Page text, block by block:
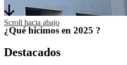
Scroll hacia abajo
¿Qué hicimos en 2025 ?
Destacados